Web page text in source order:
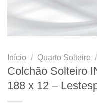
Início / Quarto Solteiro /
Colchão Solteiro
188 x 12 –